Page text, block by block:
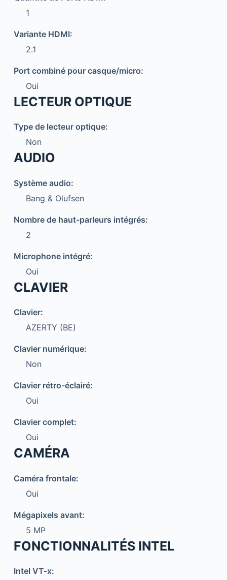
1
Variante HDMI:
2.1
Port combiné pour casque/micro:
Oui
LECTEUR OPTIQUE
Type de lecteur optique:
Non
AUDIO
Système audio:
Bang & Olufsen
Nombre de haut-parleurs intégrés:
2
Microphone intégré:
Oui
CLAVIER
Clavier:
AZERTY (BE)
Clavier numérique:
Non
Clavier rétro-éclairé:
Oui
Clavier complet:
Oui
CAMÉRA
Caméra frontale:
Oui
Mégapixels avant:
5 MP
FONCTIONNALITÉS INTEL
Intel VT-x: